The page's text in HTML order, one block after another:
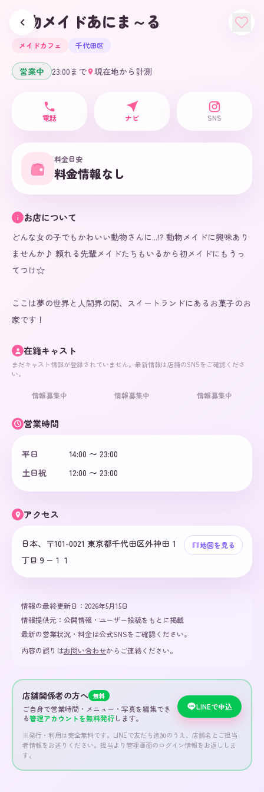
動物メイドあにま～る
メイドカフェ 千代田区
営業中 23:00 まで 現在地から計測
電話 ナビ SNS
料金目安
料金情報なし
i お店について
どんな女の子でもかわいい動物さんに...!? 動物メイドに興味あり
ませんか♪ 頼れる先輩メイドたちもいるから初メイドにもうっ
てつけ☆
ここは夢の世界と人間界の間、スイートランドにあるお菓子のお
家です！
在籍キャスト
まだキャスト情報が登録されていません。最新情報は店舗のSNSをご確認くださ
い。
情報募集中 情報募集中 情報募集中
営業時間
平日
14:00 〜 23:00
土日祝
12:00 〜 23:00
アクセス
日本、〒101-0021 東京都千代田区外神田１
丁目９−１１
地図を見る
情報の最終更新日： 2026年5月15日
情報提供元： 公開情報・ユーザー投稿をもとに掲載
最新の営業状況・料金は公式SNSをご確認ください。
内容の誤りはお問い合わせからご連絡ください。
店舗関係者の方へ 無料
ご自身で営業時間・メニュー・写真を編集でき
る管理アカウントを無料発行します。
LINEで申込
※発行・利用は完全無料です。LINEで友だち追加のうえ、店舗名とご担当
者情報をお送りください。担当より管理画面のログイン情報をお返ししま
す。